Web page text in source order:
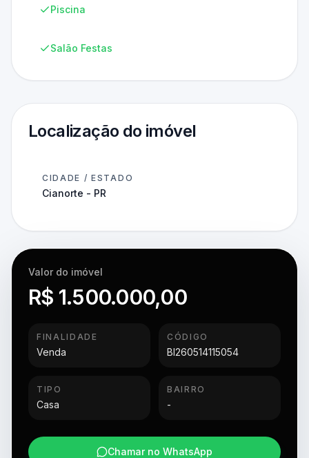
Piscina
Salão Festas
Localização do imóvel
CIDADE / ESTADO
Cianorte - PR
Valor do imóvel
R$ 1.500.000,00
FINALIDADE
Venda
CÓDIGO
BI260514115054
TIPO
Casa
BAIRRO
-
Chamar no WhatsApp